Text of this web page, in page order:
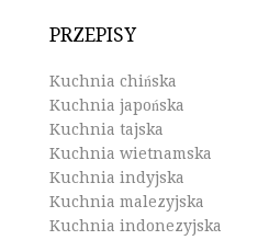
PRZEPISY
Kuchnia chińska
Kuchnia japońska
Kuchnia tajska
Kuchnia wietnamska
Kuchnia indyjska
Kuchnia malezyjska
Kuchnia indonezyjska